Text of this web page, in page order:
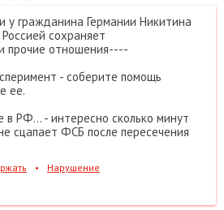
у гражданина Германии Никитина
сохраняет
прочие отношения----
- соберите помощь
ее.
в РФ... - интересно сколько минут
сцапает ФСБ после пересечения
• Нарушение